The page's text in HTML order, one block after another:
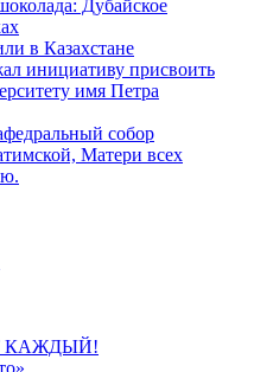
Дубайское
в Казахстане
инициативу присвоить
имя Петра
собор
Матери всех
КАЖДЫЙ!